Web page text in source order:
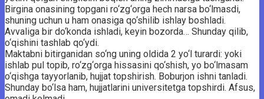
Birgina onasining topgani ro‘zg‘orga hech narsa bo‘lmasdi,
shuning uchun u ham onasiga qo‘shilib ishlay boshladi.
Avvaliga bir do‘konda ishladi, keyin bozorda… Shunday qilib,
o‘qishini tashlab qo‘ydi.
Maktabni bitirganidan so‘ng uning oldida 2 yo‘l turardi: yoki
ishlab pul topib, ro‘zg‘orga hissasini qo‘shish, yo bo‘lmasam
o‘qishga tayyorlanib, hujjat topshirish. Boburjon ishni tanladi.
Shunday bo‘lsa ham, hujjatlarini universitetga topshirdi. Afsus,